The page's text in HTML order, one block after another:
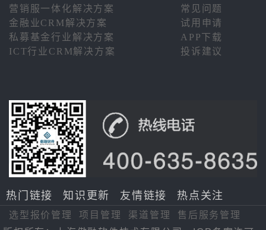
营销服一体化解决方案
常见问题
金融业CRM解决方案
试用申请
私募基金行业解决方案
APP下载
ICT行业CRM解决方案
投诉建议
热门链接 知识更新 友情链接 热点关注
选型报价管理 项目管理 渠道管理
售后服务管理